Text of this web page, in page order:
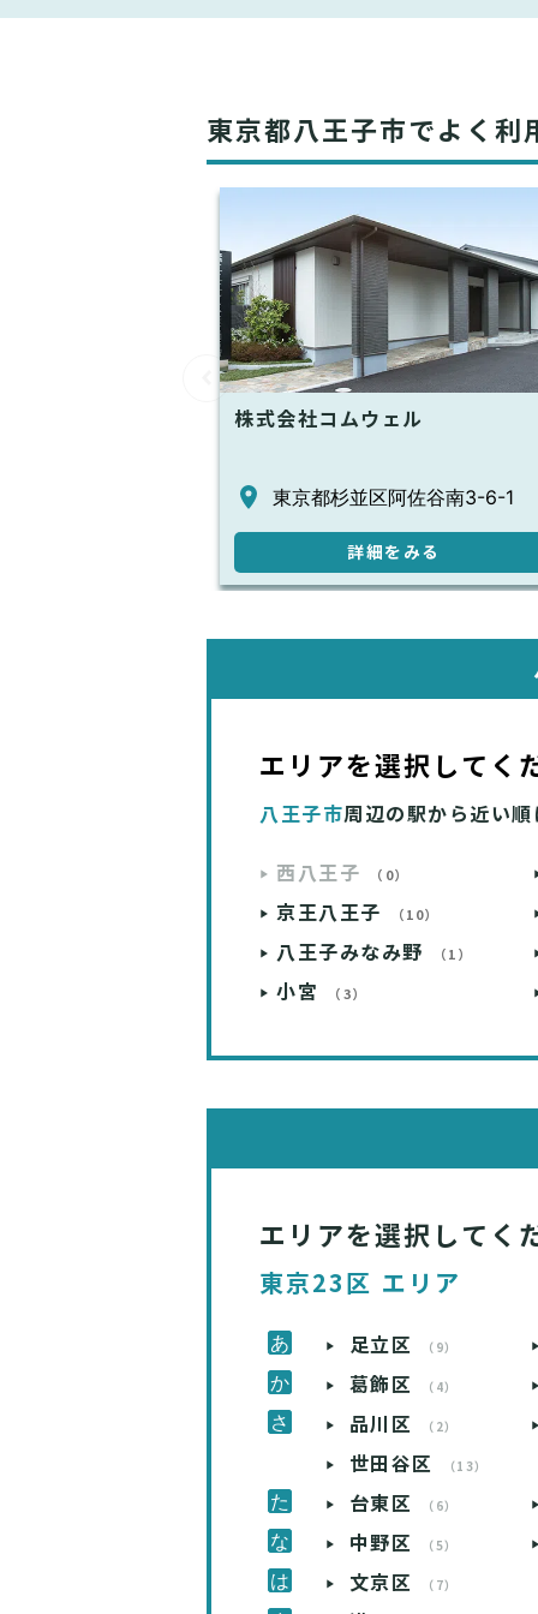
東京都八王子市でよく利
株式会社コムウェル
東京都杉並区阿佐谷南3-6-1
詳細をみる
エリアを選択してく
八王子市周辺の駅から近い順
西八王子 （0）
京王八王子 （10）
八王子みなみ野 （1）
小宮 （3）
エリアを選択してく
東京23区 エリア
足立区 （9）
葛飾区 （4）
品川区 （2）
世田谷区 （13）
台東区 （6）
中野区 （5）
文京区 （7）